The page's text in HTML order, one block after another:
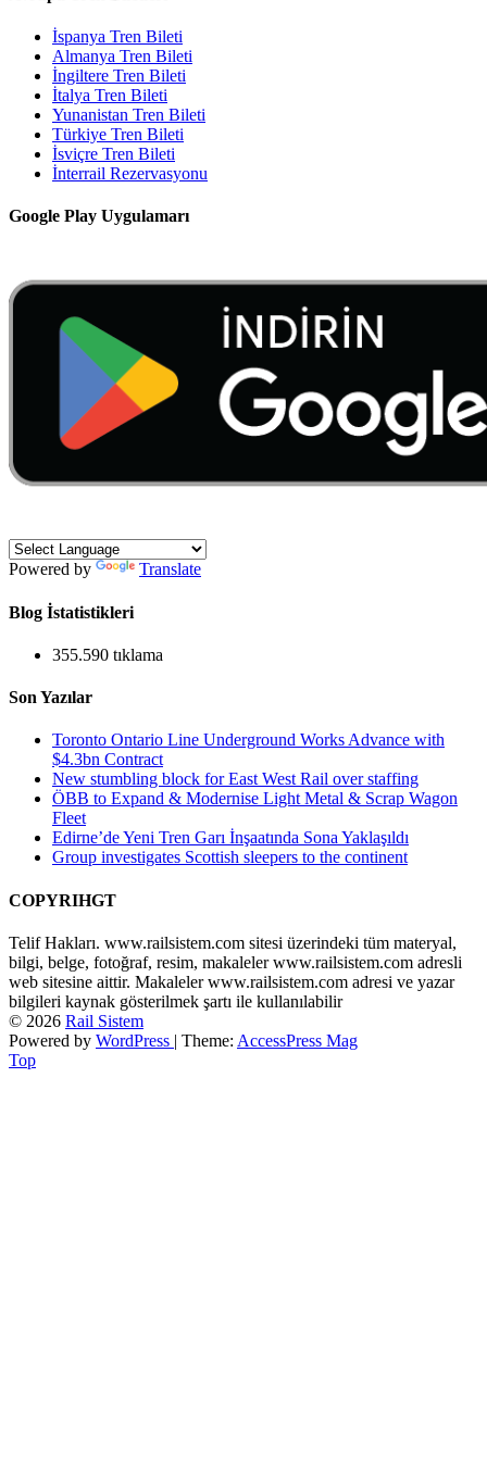
İspanya Tren Bileti
Almanya Tren Bileti
İngiltere Tren Bileti
İtalya Tren Bileti
Yunanistan Tren Bileti
Türkiye Tren Bileti
İsviçre Tren Bileti
İnterrail Rezervasyonu
Google Play Uygulamarı
Powered by Translate
Blog İstatistikleri
355.590 tıklama
Son Yazılar
Toronto Ontario Line Underground Works Advance with
$4.3bn Contract
New stumbling block for East West Rail over staffing
ÖBB to Expand & Modernise Light Metal & Scrap Wagon
Fleet
Edirne’de Yeni Tren Garı İnşaatında Sona Yaklaşıldı
Group investigates Scottish sleepers to the continent
COPYRIHGT
Telif Hakları. www.railsistem.com sitesi üzerindeki tüm materyal,
bilgi, belge, fotoğraf, resim, makaleler www.railsistem.com adresli
web sitesine aittir. Makaleler www.railsistem.com adresi ve yazar
bilgileri kaynak gösterilmek şartı ile kullanılabilir
© 2026 Rail Sistem
Powered by WordPress | Theme: AccessPress Mag
Top